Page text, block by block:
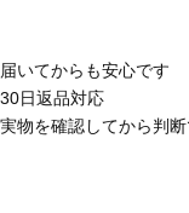
届いてからも安心です
30日返品対応
実物を確認してから判